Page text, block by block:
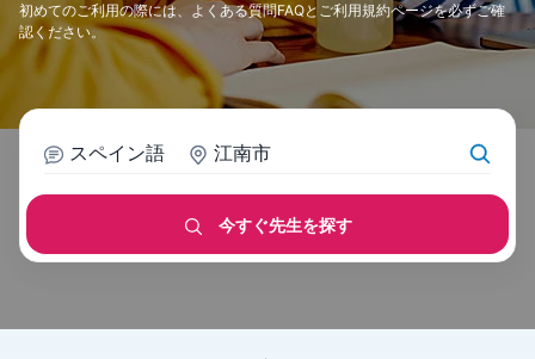
初めてのご利用の際には、 よくある質問FAQと ご利用規約ページを必ずご確
認ください。
スペイン語 江南市
今すぐ先生を探す